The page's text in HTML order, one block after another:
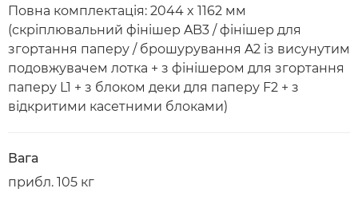
Повна комплектація: 2044 x 1162 мм
(скріплювальний фінішер AB3 / фінішер для
згортання паперу / брошурування A2 із висунутим
подовжувачем лотка + з фінішером для згортання
паперу L1 + з блоком деки для паперу F2 + з
відкритими касетними блоками)
Вага
прибл. 105 кг